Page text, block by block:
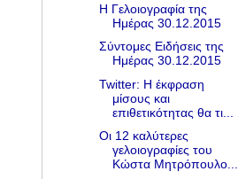
Η Γελοιογραφία της
Ημέρας 30.12.2015
Σύντομες Ειδήσεις της
Ημέρας 30.12.2015
Twitter: Η έκφραση
μίσους και
επιθετικότητας θα τι...
Οι 12 καλύτερες
γελοιογραφίες του
Κώστα Μητρόπουλο...